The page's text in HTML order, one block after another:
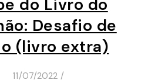
do Livro do
Desafio de
(livro extra)
11/07/2022 /